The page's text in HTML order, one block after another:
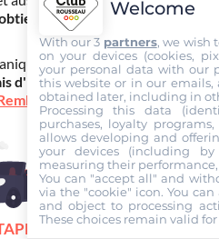
l'examen théorique
! Je peux bénéficier du
d'inscription(30€) grâce au
".
3
Welcome
With our 3 partners, we wish
on your devices (cookies,
your personal data with our
this website or in our emails,
obtained later, including in
Processing this data
purchases, loyalty
allows developing and
your devices (including
measuring their
You can "accept all" and
via the "cookie" icon. You
and object to processing
These choices remain valid